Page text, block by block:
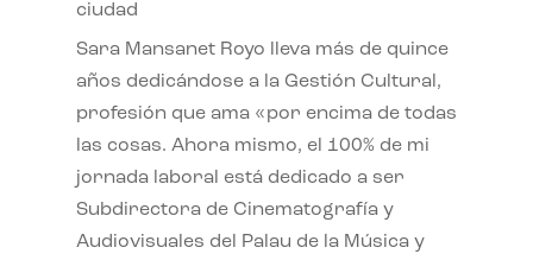
ciudad
Sara Mansanet Royo lleva más de quince
años dedicándose a la Gestión Cultural,
profesión que ama «por encima de todas
las cosas. Ahora mismo, el 100% de mi
jornada laboral está dedicado a ser
Subdirectora de Cinematografía y
Audiovisuales del Palau de la Música y